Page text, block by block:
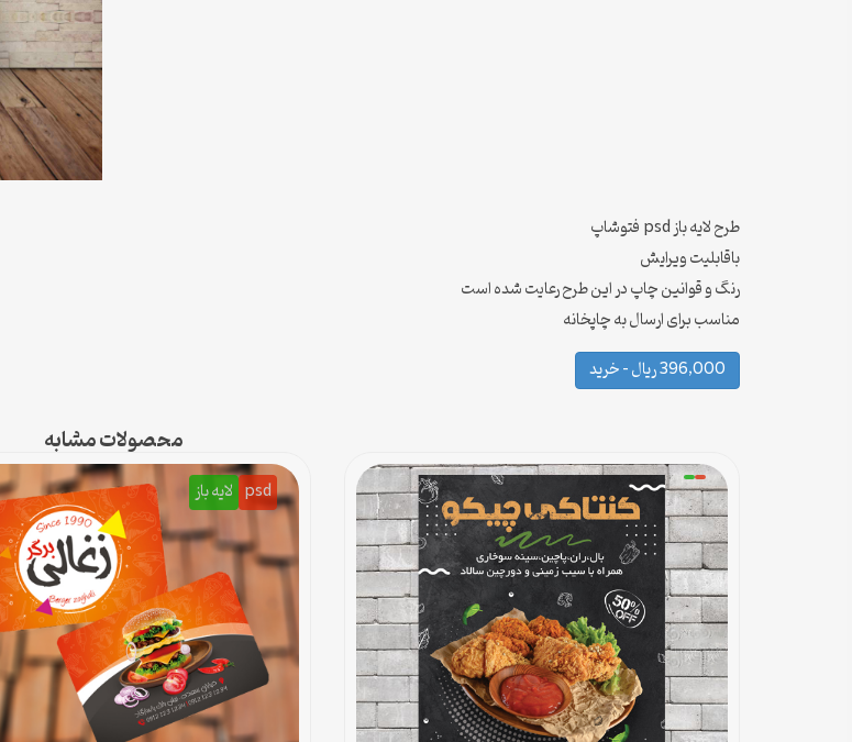
طرح لایه باز psd فتوشاپ
باقابلیت ویرایش
رنگ و قوانین چاپ در این طرح رعایت شده است
مناسب برای ارسال به چاپخانه
396,000 ریال – خرید
محصولات مشابه
psd لایه باز